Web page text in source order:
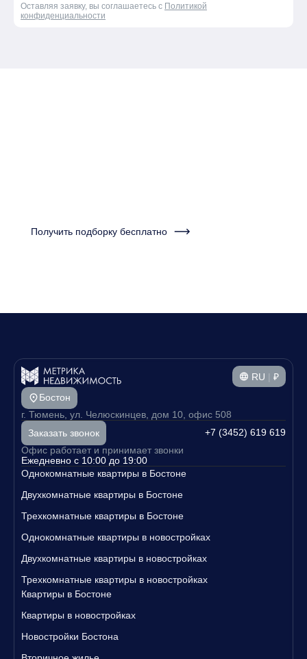
Оставляя заявку, вы соглашаетесь с Политикой
конфиденциальности
Получить подборку бесплатно
RU | ₽
Бостон
г. Тюмень, ул. Челюскинцев, дом 10, офис 508
Заказать звонок
+7 (3452) 619 619
Офис работает и принимает звонки
Ежедневно с 10:00 до 19:00
Однокомнатные квартиры в Бостоне
Двухкомнатные квартиры в Бостоне
Трехкомнатные квартиры в Бостоне
Однокомнатные квартиры в новостройках
Двухкомнатные квартиры в новостройках
Трехкомнатные квартиры в новостройках
Квартиры в Бостоне
Квартиры в новостройках
Новостройки Бостона